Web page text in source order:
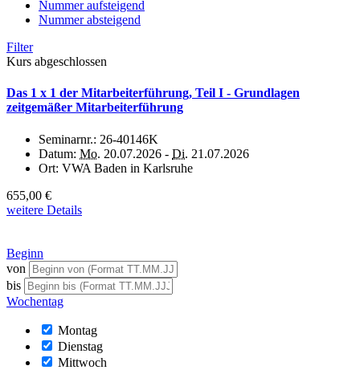
Nummer aufsteigend
Nummer absteigend
Filter
Kurs abgeschlossen
Das 1 x 1 der Mitarbeiterführung, Teil I - Grundlagen
zeitgemäßer Mitarbeiterführung
Seminarnr.: 26-40146K
Datum: Mo. 20.07.2026 - Di. 21.07.2026
Ort: VWA Baden in Karlsruhe
655,00 €
weitere Details
Beginn
von
bis
Wochentag
Montag
Dienstag
Mittwoch